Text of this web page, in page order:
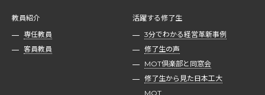
教員紹介
専任教員
客員教員
活躍する修了生
3分でわかる経営革新事例
修了生の声
MOT倶楽部と同窓会
修了生から見た日本工大
MOT